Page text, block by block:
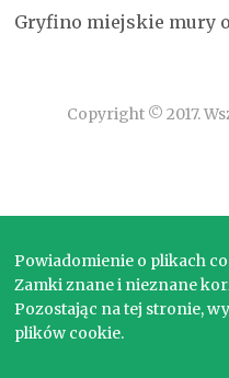
Gryfino miejskie mury
Copyright © 2017.
Powiadomienie o plikach
Zamki znane i nieznane
Pozostając na tej stronie,
plików cookie.